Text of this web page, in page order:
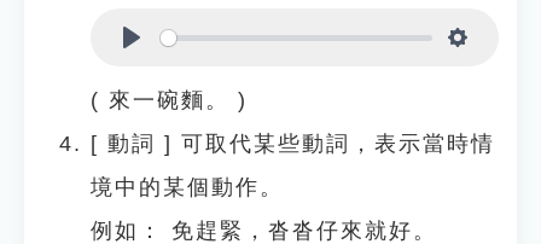
( 來一碗麵。 )
[ 動詞 ] 可取代某些動詞，表示當時情
境中的某個動作。
例如：
免趕緊，沓沓仔來就好。